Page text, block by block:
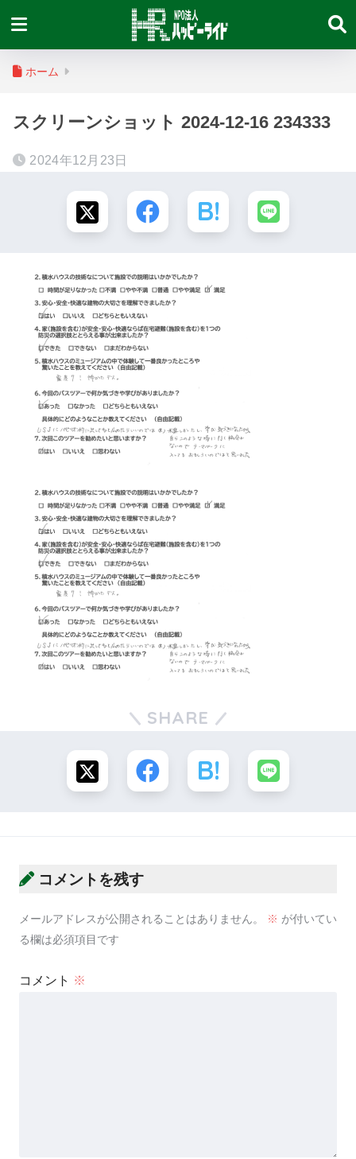
ホーム
スクリーンショット 2024-12-16 234333
2024年12月23日
SHARE
コメントを残す
メールアドレスが公開されることはありません。 ※ が付いてい
る欄は必須項目です
コメント ※